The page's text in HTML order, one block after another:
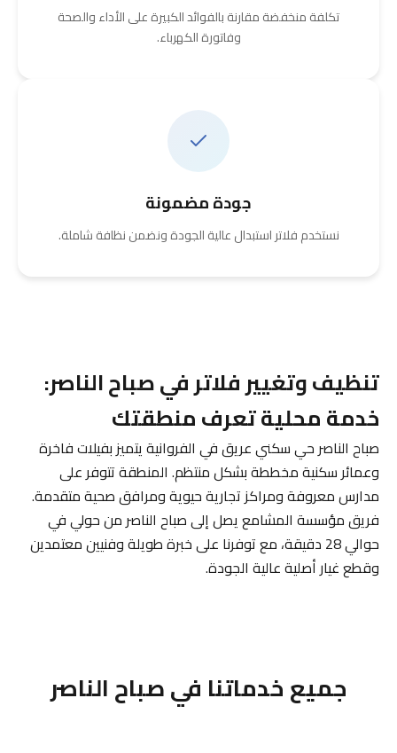
تكلفة منخفضة مقارنة بالفوائد الكبيرة على الأداء والصحة
وفاتورة الكهرباء.
جودة مضمونة
نستخدم فلاتر استبدال عالية الجودة ونضمن نظافة شاملة.
تنظيف وتغيير فلاتر في صباح الناصر:
خدمة محلية تعرف منطقتك
صباح الناصر حي سكني عريق في الفروانية يتميز بفيلات فاخرة
وعمائر سكنية مخططة بشكل منتظم. المنطقة تتوفر على
مدارس معروفة ومراكز تجارية حيوية ومرافق صحية متقدمة.
فريق مؤسسة المشامع يصل إلى صباح الناصر من حولي في
حوالي 28 دقيقة، مع توفرنا على خبرة طويلة وفنيين معتمدين
وقطع غيار أصلية عالية الجودة.
جميع خدماتنا في صباح الناصر